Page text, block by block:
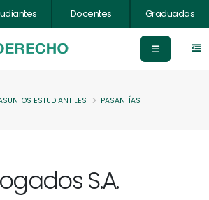
Docentes Graduadas
ESTUDIANTILES PASANTÍAS
S.A.